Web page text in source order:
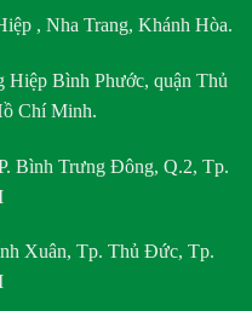
, Nha Trang, Khánh Hòa.
Hiệp Bình Phước, quận Thủ
Chí Minh.
Bình Trưng Đông, Q.2, Tp.
Xuân, Tp. Thủ Đức, Tp.